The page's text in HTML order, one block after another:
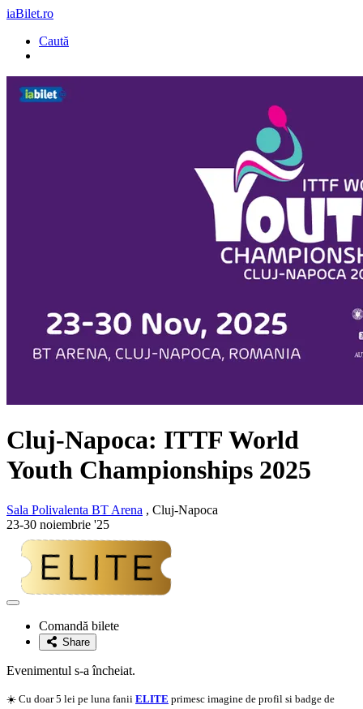
iaBilet.ro
Caută
Cluj-Napoca: ITTF World
Youth Championships 2025
Sala Polivalenta BT Arena , Cluj-Napoca
23-30 noiembrie '25
Adaugă
favoriteComandă bilete
Share
Evenimentul s-a încheiat.
☀️ Cu doar 5 lei pe luna fanii ELITE primesc imagine de profil si badge de